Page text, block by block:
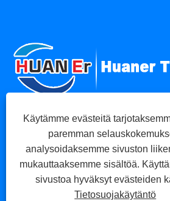
Copyright © 2023 Xiamen Huaner Technology
CNC-työstöosat, painevaluosat - Kaikki
Käytämme evästeitä
paremman
analysoidaksemme sivuston
mukauttaaksemme sisältöä.
sivustoa hyväksyt evästeiden
Tietosuojakäytäntö